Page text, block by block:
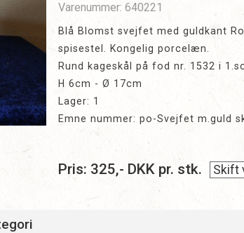
Varenummer: 640221
Blå Blomst svejfet med guldkant
spisestel. Kongelig porcelæn.
Rund kageskål på fod nr. 1532 i
H 6cm - Ø 17cm
Lager: 1
Emne nummer: po-Svejfet m.guld
Pris: 325,- DKK pr. stk.